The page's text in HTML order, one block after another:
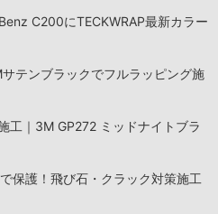
C200にTECKWRAP最新カラー
テンブラックでフルラッピング施
工｜3M GP272 ミッドナイトブラ
保護！飛び石・クラック対策施工